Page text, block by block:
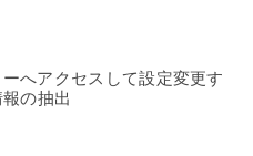
へアクセスして設定変更す
の抽出